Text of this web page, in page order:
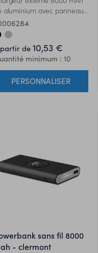
aluminium avec panneau
de 10,53 €
minimum : 10
PERSONNALISER
- clermont